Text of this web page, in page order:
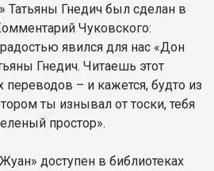
Гнедич был сделан в
Чуковского:
явился для нас «Дон
Гнедич. Читаешь этот
– и кажется, будто из
ты изнывал от тоски, тебя
простор».
доступен в библиотеках